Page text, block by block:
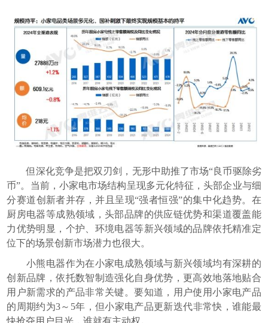
但深化竞争是把双刃剑，无形中助推了市场“良币驱除劣
币”。当前，小家电市场结构呈现多元化特征，头部企业与细
分赛道创新者并存，并且呈现“强者恒强”的集中化趋势。在
厨房电器等成熟领域，头部品牌的供应链优势和渠道覆盖能
力优势明显，个护、环境电器等新兴领域的品牌依托精准定
位下的场景创新市场潜力也很大。
小熊电器作为在小家电成熟领域与新兴领域均有深耕的
创新品牌，依托数智制造强化自身优势，更高效地落地贴合
用户新需求的产品非常关键。要知道，用户使用小家电产品
的周期约为3～5年，但小家电产品更新迭代非常快，谁能最